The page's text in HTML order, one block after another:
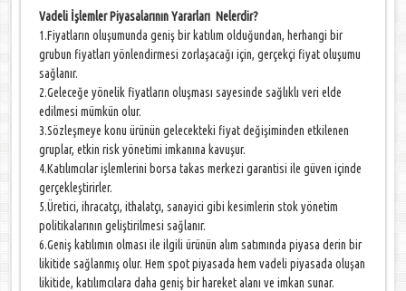
Vadeli İşlemler Piyasalarının Yararları Nelerdir?
1.Fiyatların oluşumunda geniş bir katılım olduğundan, herhangi bir
grubun fiyatları yönlendirmesi zorlaşacağı için, gerçekçi fiyat oluşumu
sağlanır.
2.Geleceğe yönelik fiyatların oluşması sayesinde sağlıklı veri elde
edilmesi mümkün olur.
3.Sözleşmeye konu ürünün gelecekteki fiyat değişiminden etkilenen
gruplar, etkin risk yönetimi imkanına kavuşur.
4.Katılımcılar işlemlerini borsa takas merkezi garantisi ile güven içinde
gerçekleştirirler.
5.Üretici, ihracatçı, ithalatçı, sanayici gibi kesimlerin stok yönetim
politikalarının geliştirilmesi sağlanır.
6.Geniş katılımın olması ile ilgili ürünün alım satımında piyasa derin bir
likitide sağlanmış olur. Hem spot piyasada hem vadeli piyasada oluşan
likitide, katılımcılara daha geniş bir hareket alanı ve imkan sunar.